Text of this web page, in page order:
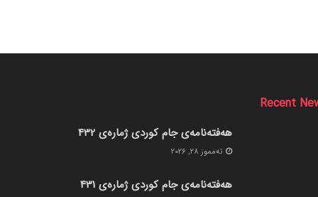
Recent
هەفتەنامەی جام کوردی ژمارەی 432
ته‌مموز 28, 2026
هەفتەنامەی جام کوردی ژمارەی 431